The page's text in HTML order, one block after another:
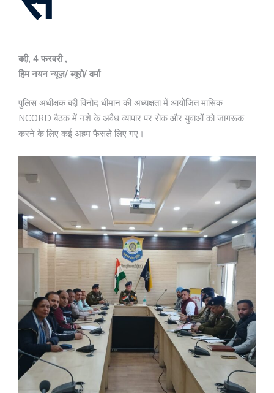
बद्दी, 4 फरवरी ,
हिम नयन न्यूज़/ ब्यूरो/ वर्मा
पुलिस अधीक्षक बद्दी विनोद धीमान की अध्यक्षता में आयोजित मासिक
NCORD बैठक में नशे के अवैध व्यापार पर रोक और युवाओं को जागरूक
करने के लिए कई अहम फैसले लिए गए।